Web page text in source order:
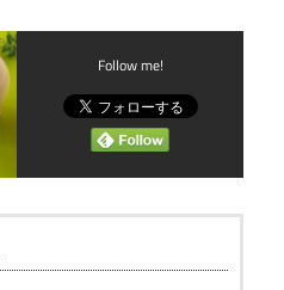
Follow me!